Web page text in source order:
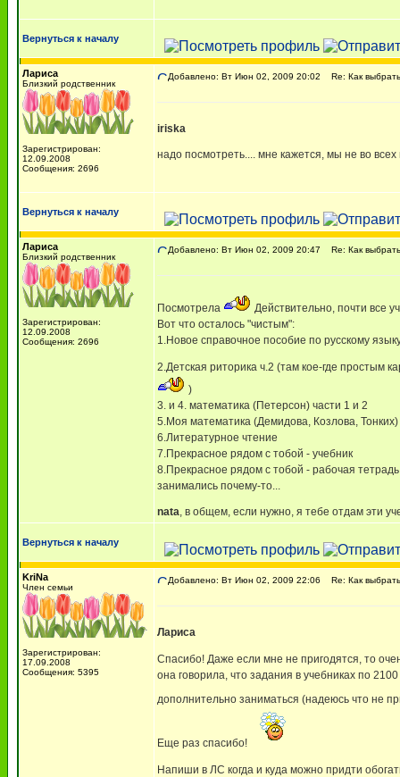
Вернуться к началу
Лариса
Близкий родственник
Зарегистрирован:
12.09.2008
Сообщения: 2696
Добавлено: Вт Июн 02, 2009 20:02 Re: Как
iriska
надо посмотреть.... мне кажется, мы не во
Вернуться к началу
Лариса
Близкий родственник
Зарегистрирован:
12.09.2008
Сообщения: 2696
Добавлено: Вт Июн 02, 2009 20:47 Re: Как
Посмотрела
Действительно, почти все
Вот что осталось "чистым":
1.Новое справочное пособие по русскому
2.Детская риторика ч.2 (там кое-где простым
)
3. и 4. математика (Петерсон) части 1 и 2
5.Моя математика (Демидова, Козлова,
6.Литературное чтение
7.Прекрасное рядом с тобой - учебник
8.Прекрасное рядом с тобой - рабочая
занимались почему-то...
nata, в общем, если нужно, я тебе отдам эти
Вернуться к началу
KriNa
Член семьи
Зарегистрирован:
17.09.2008
Сообщения: 5395
Добавлено: Вт Июн 02, 2009 22:06 Re: Как
Лариса
Спасибо! Даже если мне не пригодятся, то
она говорила, что задания в учебниках по
дополнительно заниматься (надеюсь что не
Еще раз спасибо!
Напиши в ЛС когда и куда можно придти